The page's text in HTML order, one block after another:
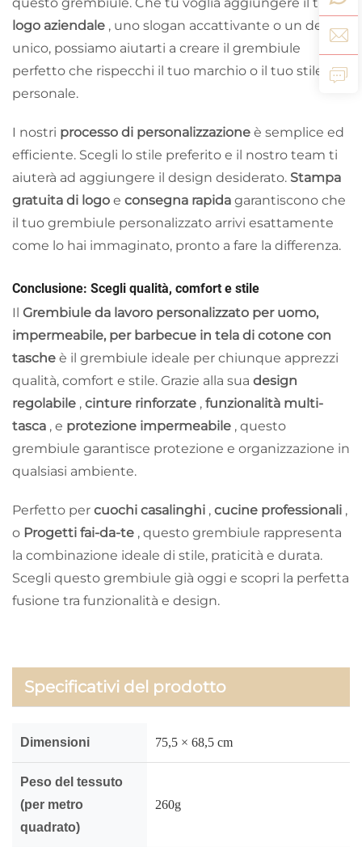
logo aziendale , uno slogan accattivante o un design
unico, possiamo aiutarti a creare il grembiule
perfetto che rispecchi il tuo marchio o il tuo stile
personale.
I nostri processo di personalizzazione è semplice ed
efficiente. Scegli lo stile preferito e il nostro team ti
aiuterà ad aggiungere il design desiderato. Stampa
gratuita di logo e consegna rapida garantiscono che
il tuo grembiule personalizzato arrivi esattamente
come lo hai immaginato, pronto a fare la differenza.
Conclusione: Scegli qualità, comfort e stile
Il Grembiule da lavoro personalizzato per uomo,
impermeabile, per barbecue in tela di cotone con
tasche è il grembiule ideale per chiunque apprezzi
qualità, comfort e stile. Grazie alla sua design
regolabile , cinture rinforzate , funzionalità multi-
tasca , e protezione impermeabile , questo
grembiule garantisce protezione e organizzazione in
qualsiasi ambiente.
Perfetto per cuochi casalinghi , cucine professionali ,
o Progetti fai-da-te , questo grembiule rappresenta
la combinazione ideale di stile, praticità e durata.
Scegli questo grembiule già oggi e scopri la perfetta
fusione tra funzionalità e design.
Specificativi del prodotto
Dimensioni 75,5 × 68,5 cm
Peso del tessuto
(per metro
quadrato)
260g